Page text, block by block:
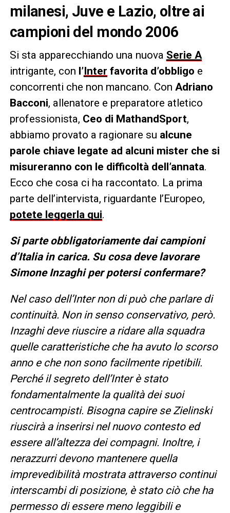
milanesi, Juve e Lazio, oltre ai
campioni del mondo 2006
Si sta apparecchiando una nuova Serie A
intrigante, con l’Inter favorita d’obbligo e
concorrenti che non mancano. Con Adriano
Bacconi, allenatore e preparatore atletico
professionista, Ceo di MathandSport,
abbiamo provato a ragionare su alcune
parole chiave legate ad alcuni mister che si
misureranno con le difficoltà dell’annata.
Ecco che cosa ci ha raccontato. La prima
parte dell’intervista, riguardante l’Europeo,
potete leggerla qui.
Si parte obbligatoriamente dai campioni
d’Italia in carica. Su cosa deve lavorare
Simone Inzaghi per potersi confermare?
Nel caso dell’Inter non di può che parlare di
continuità. Non in senso conservativo, però.
Inzaghi deve riuscire a ridare alla squadra
quelle caratteristiche che ha avuto lo scorso
anno e che non sono facilmente ripetibili.
Perché il segreto dell’Inter è stato
fondamentalmente la qualità dei suoi
centrocampisti. Bisogna capire se Zielinski
riuscirà a inserirsi nel nuovo contesto ed
essere all’altezza dei compagni. Inoltre, i
nerazzurri devono mantenere quella
imprevedibilità mostrata attraverso continui
interscambi di posizione, è stato ciò che ha
permesso di essere meno leggibili e